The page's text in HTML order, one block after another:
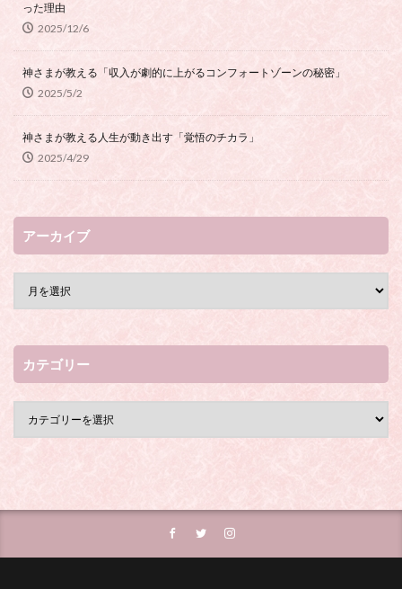
った理由
2025/12/6
神さまが教える「収入が劇的に上がるコンフォートゾーンの秘密」
2025/5/2
神さまが教える人生が動き出す「覚悟のチカラ」
2025/4/29
アーカイブ
カテゴリー